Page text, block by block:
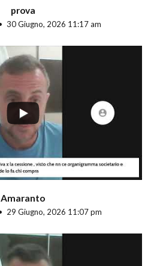
prova
30 Giugno, 2026 11:17 am
Amaranto
29 Giugno, 2026 11:07 pm